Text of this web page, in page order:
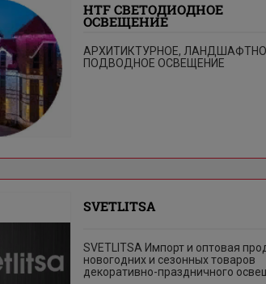
HTF СВЕТОДИОДНОЕ
ОСВЕЩЕНИЕ
АРХИТИКТУРНОЕ,
ПОДВОДНОЕ ОСВЕЩЕНИЕ
SVETLITSA
SVETLITSA Импорт и оптовая
новогодних и сезонных товаров
декоративно-праздничного